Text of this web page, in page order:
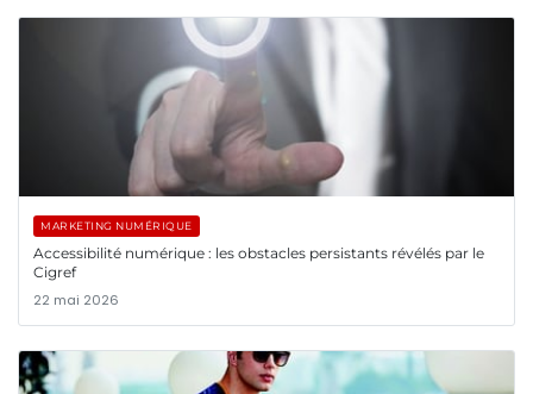
MARKETING NUMÉRIQUE
Accessibilité numérique : les obstacles persistants révélés par le
Cigref
22 mai 2026